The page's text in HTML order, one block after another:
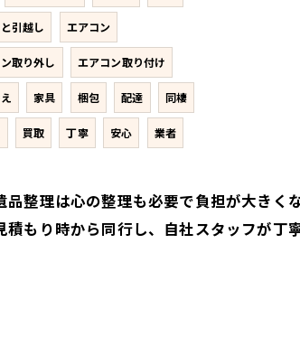
引越し エアコン
取り外し エアコン取り付け
家具 梱包 配達 同棲
買取 丁寧 安心 業者
品整理は心の整理も必要で負担が大きく
積もり時から同行し、自社スタッフが丁